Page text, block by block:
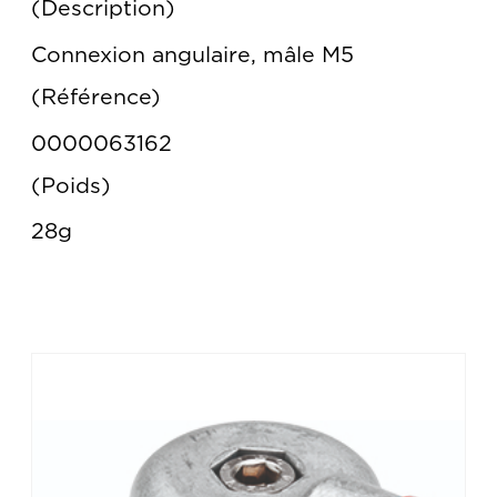
Description
Connexion angulaire, mâle M5
Référence
0000063162
Poids
28g